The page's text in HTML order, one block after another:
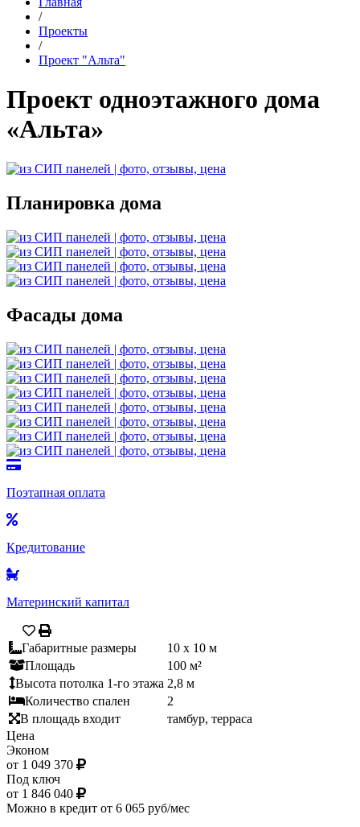
/
Проекты
/
Проект "Альта"
Проект одноэтажного дома
«Альта»
Планировка дома
Фасады дома
Поэтапная оплата
Кредитование
Материнский капитал
Габаритные размеры
10 x 10 м
Площадь
100 м²
Высота потолка 1-го этажа 2,8 м
Количество спален
2
В площадь входит
тамбур, терраса
Цена
Эконом
от 1 049 370
Под ключ
от 1 846 040
Можно в кредит от 6 065 руб/мес